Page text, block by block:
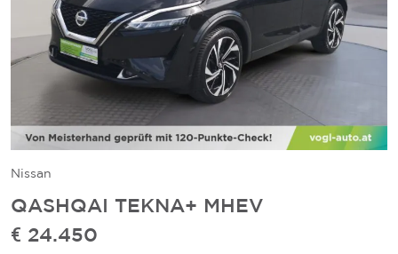
Nissan
QASHQAI TEKNA+ MHEV
€ 24.450